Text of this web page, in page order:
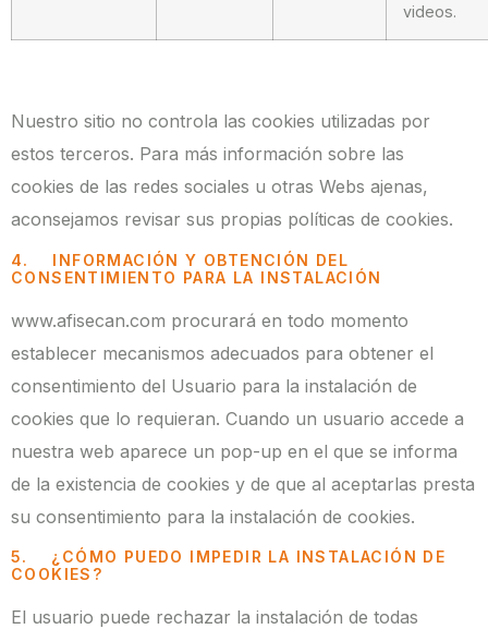
videos.
Nuestro sitio no controla las cookies utilizadas por
estos terceros. Para más información sobre las
cookies de las redes sociales u otras Webs ajenas,
aconsejamos revisar sus propias políticas de cookies.
4. INFORMACIÓN Y OBTENCIÓN DEL
CONSENTIMIENTO PARA LA INSTALACIÓN
www.afisecan.com procurará en todo momento
establecer mecanismos adecuados para obtener el
consentimiento del Usuario para la instalación de
cookies que lo requieran. Cuando un usuario accede a
nuestra web aparece un pop-up en el que se informa
de la existencia de cookies y de que al aceptarlas presta
su consentimiento para la instalación de cookies.
5. ¿CÓMO PUEDO IMPEDIR LA INSTALACIÓN DE
COOKIES?
El usuario puede rechazar la instalación de todas